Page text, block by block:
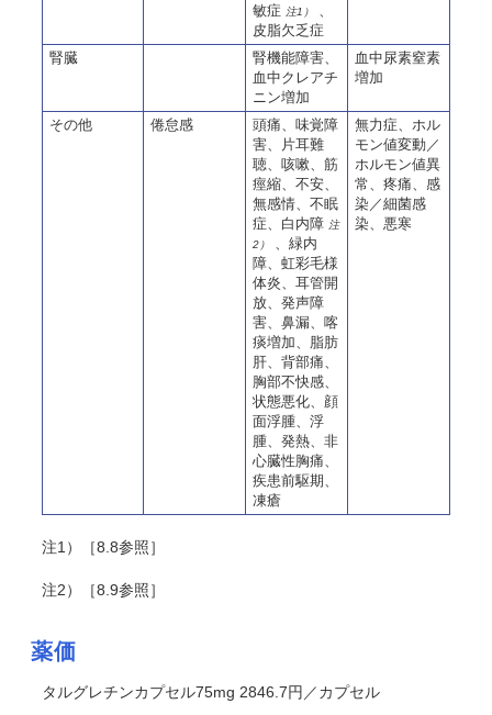
敏症 注1）
、
皮脂欠乏症
腎臓
腎機能障害、
血中クレアチ
ニン増加
血中尿素窒素
増加
その他 倦怠感
頭痛、味覚障
害、
片耳難
聴、 咳嗽、筋
痙縮、不安、
無感情、 不眠
症、白内障 注
2）
、緑内
障、虹彩毛様
体炎、 耳管開
放、発声障
害、 鼻漏、喀
痰増加、脂肪
肝、背部痛、
胸部不快感、
状態悪化、顔
面浮腫、 浮
腫、 発熱、非
心臓性胸痛、
疾患前駆期、
凍瘡
無力症、ホル
モン値変動／
ホルモン値異
常、疼痛、感
染／細菌感
染、悪寒
注1）［8.8参照］
注2）［8.9参照］
薬価
タルグレチンカプセル75mg 2846.7円／カプセル